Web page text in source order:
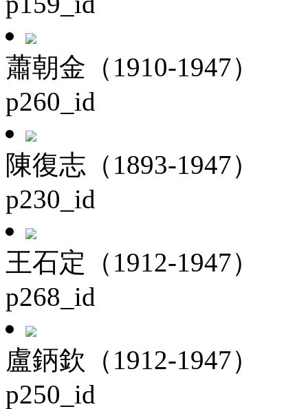
蕭朝金（1910-1947）
p260_id
陳復志（1893-1947）
p230_id
王石定（1912-1947）
p268_id
盧鈵欽（1912-1947）
p250_id